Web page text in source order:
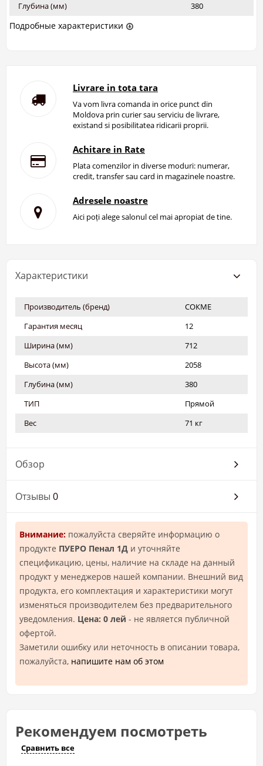
Глубина (мм)
380
Подробные характеристики
Livrare in tota tara
Va vom livra comanda in orice punct din
Moldova prin curier sau serviciu de livrare,
existand si posibilitatea ridicarii proprii.
Achitare in Rate
Plata comenzilor in diverse moduri: numerar,
credit, transfer sau card in magazinele noastre.
Adresele noastre
Aici poți alege salonul cel mai apropiat de tine.
Характеристики
Производитель (бренд)
СОКМЕ
Гарантия месяц
12
Ширина (мм)
712
Высота (мм)
2058
Глубина (мм)
380
ТИП
Прямой
Вес
71 кг
Обзор
Отзывы 0
Внимание: пожалуйста сверяйте информацию о
продукте ПУЕРО Пенал 1Д и уточняйте
спецификацию, цены, наличие на складе на данный
продукт у менеджеров нашей компании. Внешний вид
продукта, его комплектация и характеристики могут
изменяться производителем без предварительного
уведомления. Цена: 0 лей - не является публичной
офертой.
Заметили ошибку или неточность в описании товара,
пожалуйста, напишите нам об этом
Рекомендуем посмотреть
Сравнить все